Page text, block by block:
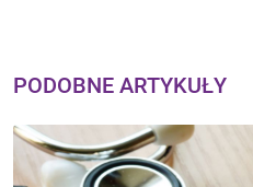
PODOBNE ARTYKUŁY